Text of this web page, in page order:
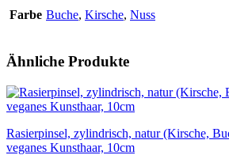
Farbe Buche, Kirsche, Nuss
Ähnliche Produkte
Rasierpinsel, zylindrisch, natur (Kirsche,
veganes Kunsthaar, 10cm